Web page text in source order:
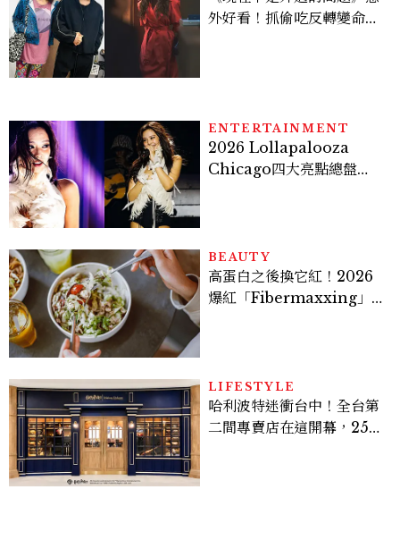
外好看！抓偷吃反轉變命
ENTERTAINMENT
2026 Lollapalooza
Chicago四大亮點總盤
BEAUTY
高蛋白之後換它紅！2026
爆紅「Fibermaxxing」
LIFESTYLE
哈利波特迷衝台中！全台第
二間專賣店在這開幕，25週